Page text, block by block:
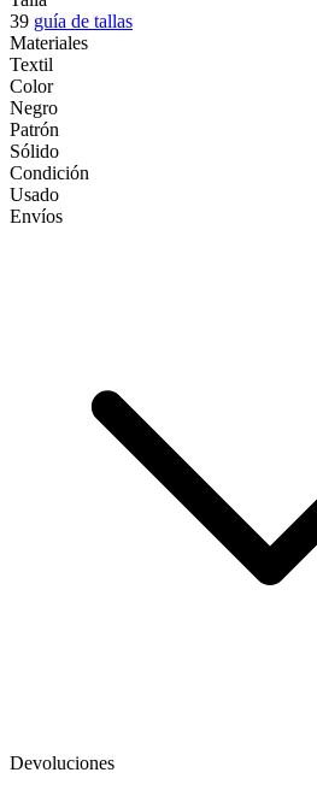
39 guía de tallas
Materiales
Textil
Color
Negro
Patrón
Sólido
Condición
Usado
Envíos
Devoluciones